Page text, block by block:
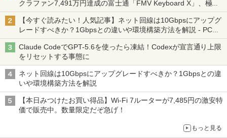
クラファン7,491万円達成の富士通「FMV Keyboard X」、極限
の静音化を追求
【今すぐ読みたい！人気記事】ネット回線は10Gbpsにアップグ
レードすべきか？1Gbpsとの違いや環境構築方法を解説 - PC
Watch
Claude CodeでGPT-5.6を使ったら凍結！Codexが宣言通り上限
をリセットする事態に
ネット回線は10Gbpsにアップグレードすべきか？1Gbpsとの違
いや環境構築方法を解説
【本日みつけたお買い得品】Wi-Fi 7ルーターが7,485円の激安特
価で販売中。数量限定だぞ急げ！
もっと見る